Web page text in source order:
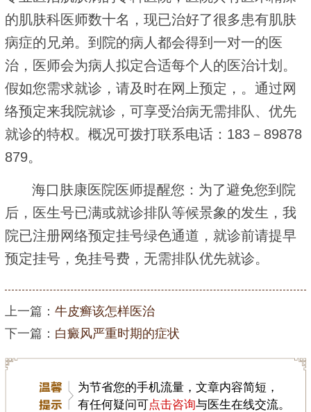
的肌肤科医师数十名，现已治好了很多患有肌肤
病症的兄弟。到院的病人都会得到一对一的医
治，医师会为病人拟定合适每个人的医治计划。
假如您需求就诊，请及时在网上预定，。通过网
络预定来我院就诊，可享受治病无需排队、优先
就诊的特权。概况可拨打联系电话：183－89878
879。
海口肤康医院医师提醒您：为了避免您到院
后，医生号已满或就诊排队等候景象的发生，我
院已注册网络预定挂号绿色通道，就诊前请提早
预定挂号，免挂号费，无需排队优先就诊。
上一篇： 牛皮癣该怎样医治
下一篇： 白癜风严重时期的症状
为节省您的手机流量，文章内容简短，
有任何疑问可点击咨询与医生在线交流。